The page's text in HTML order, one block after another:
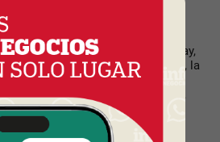
ve el exterior a Uruguay en el
mucha atención sobre Uruguay,
pasando en el país. Por ejemplo, la
de James Turrell. Empieza a
pasan más tiempo en Uruguay y,
al país en el ámbito
en la temporada.